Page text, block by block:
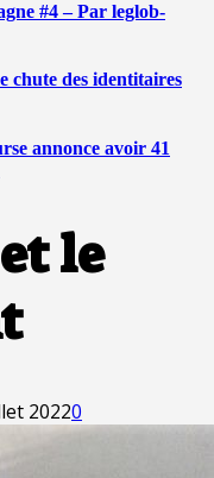
#4 – Par leglob-
chute des identitaires
annonce avoir 41
le
20220